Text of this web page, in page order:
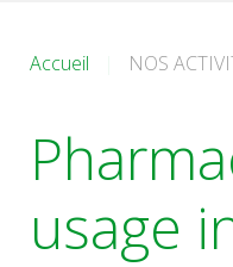
Accueil NOS
usage